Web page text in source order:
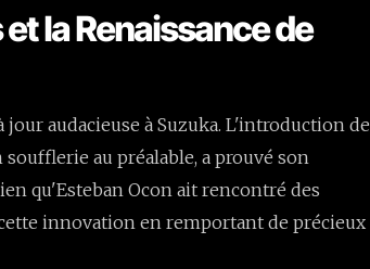
la Renaissance de
jour audacieuse à Suzuka. L'introduction de
au préalable, a prouvé son
qu'Esteban Ocon ait rencontré des
innovation en remportant de précieux